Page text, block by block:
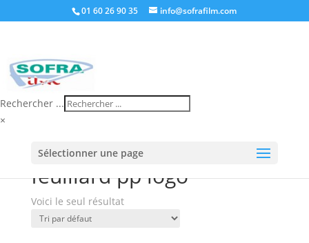
01 60 26 90 35 info@sofrafilm.com
Rechercher ...
×
Sélectionner une page
logo”
feuillard pp logo
Voici le seul résultat